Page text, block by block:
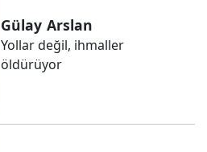
Gülay Arslan
Yollar değil, ihmaller
öldürüyor